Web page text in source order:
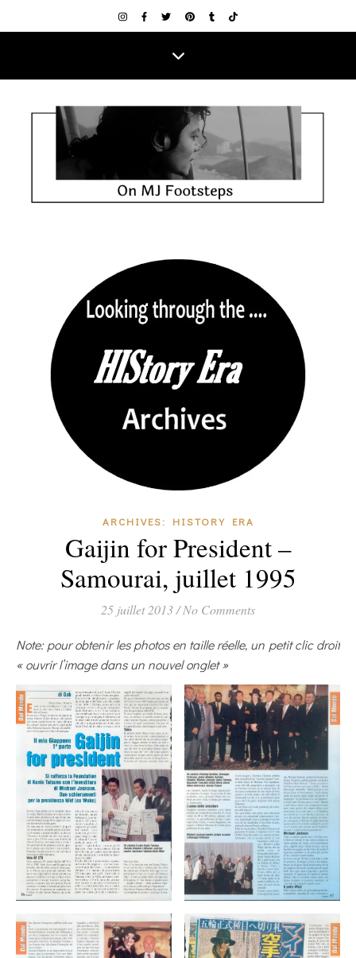
ARCHIVES: HISTORY ERA
Gaijin for President –
Samourai, juillet 1995
25 juillet 2013/ No Comments
Note: pour obtenir les photos en taille réelle, un petit clic droit
« ouvrir l’image dans un nouvel onglet »